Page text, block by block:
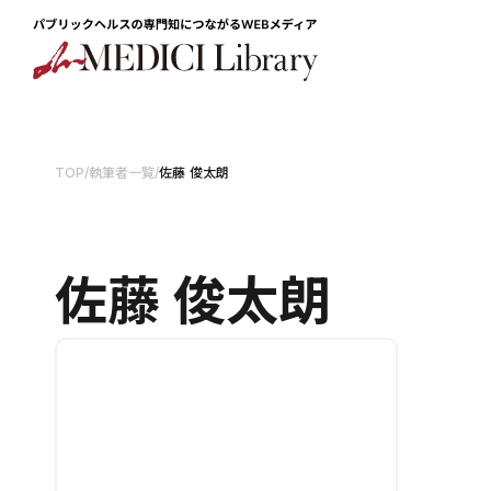
TOP/執筆者一覧/佐藤 俊太朗
佐藤 俊太朗